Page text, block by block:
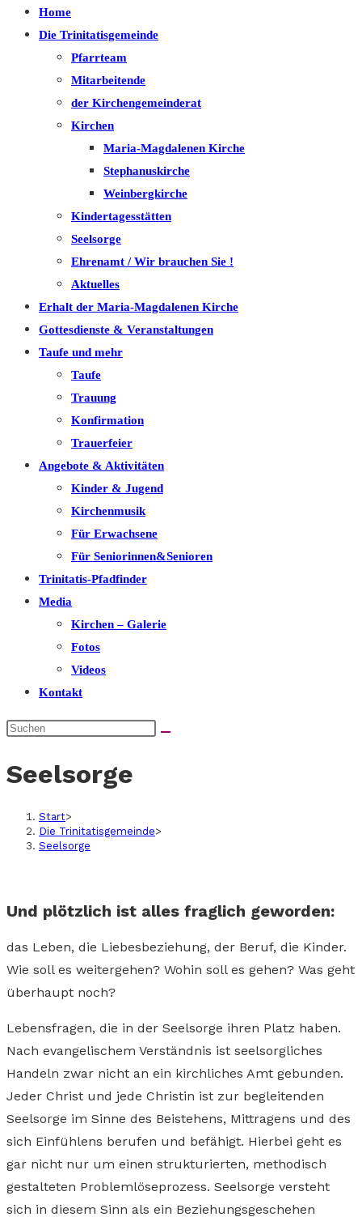
Home
Die Trinitatisgemeinde
Pfarrteam
Mitarbeitende
der Kirchengemeinderat
Kirchen
Maria-Magdalenen Kirche
Stephanuskirche
Weinbergkirche
Kindertagesstätten
Seelsorge
Ehrenamt / Wir brauchen Sie !
Aktuelles
Erhalt der Maria-Magdalenen Kirche
Gottesdienste & Veranstaltungen
Taufe und mehr
Taufe
Trauung
Konfirmation
Trauerfeier
Angebote & Aktivitäten
Kinder & Jugend
Kirchenmusik
Für Erwachsene
Für Seniorinnen&Senioren
Trinitatis-Pfadfinder
Media
Kirchen – Galerie
Fotos
Videos
Kontakt
Seelsorge
Start>
Die Trinitatisgemeinde>
Seelsorge
Und plötzlich ist alles fraglich geworden:
das Leben, die Liebesbeziehung, der Beruf, die Kinder.
Wie soll es weitergehen? Wohin soll es gehen? Was geht
überhaupt noch?
Lebensfragen, die in der Seelsorge ihren Platz haben.
Nach evangelischem Verständnis ist seelsorgliches
Handeln zwar nicht an ein kirchliches Amt gebunden.
Jeder Christ und jede Christin ist zur begleitenden
Seelsorge im Sinne des Beistehens, Mittragens und des
sich Einfühlens berufen und befähigt. Hierbei geht es
gar nicht nur um einen strukturierten, methodisch
gestalteten Problemlöseprozess. Seelsorge versteht
sich in diesem Sinn als ein Beziehungsgeschehen